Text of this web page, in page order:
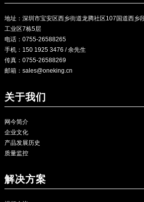
地址：深圳市宝安区西乡街道龙腾社区107国道西乡
工业区7栋5层
电话：0755-26588265
手机：150 1925 3476 / 余先生
传真：0755-26588269
邮箱： sales@oneking.cn
关于我们
网今简介
企业文化
产品发展历史
质量监控
解决方案